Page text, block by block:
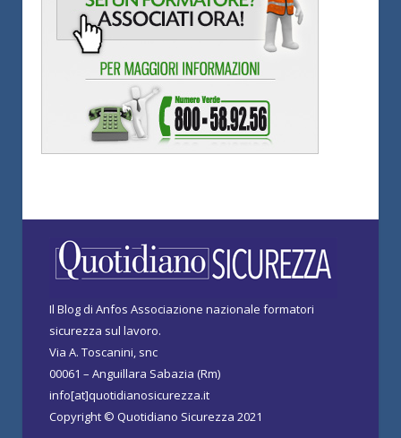
Il Blog di Anfos Associazione nazionale formatori
sicurezza sul lavoro.
Via A. Toscanini, snc
00061 – Anguillara Sabazia (Rm)
info[at]quotidianosicurezza.it
Copyright © Quotidiano Sicurezza 2021